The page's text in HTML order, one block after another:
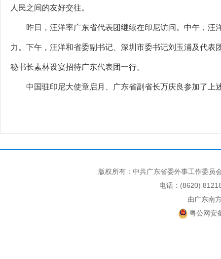
人民之间的友好交往。
昨日，汪洋率广东省代表团继续在印尼访问。中午，汪
力。下午，汪洋和省委副书记、深圳市委书记刘玉浦及代
秘书长素林设宴招待广东代表团一行。
中国驻印尼大使章启月、广东省副省长万庆良参加了上
版权所有：中共广东省委外事工作委
电话：(8620)
由广东南
粤公网安